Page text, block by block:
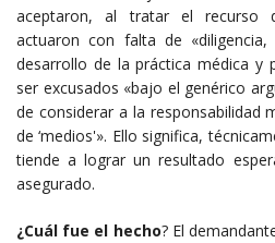
aceptaron, al tratar el recurso
actuaron con falta de
desarrollo de la práctica médica y
ser excusados «bajo el genérico
de considerar a la responsabilidad
de ‘medios'». Ello significa,
tiende a lograr un resultado
asegurado.
¿Cuál fue el hecho? El